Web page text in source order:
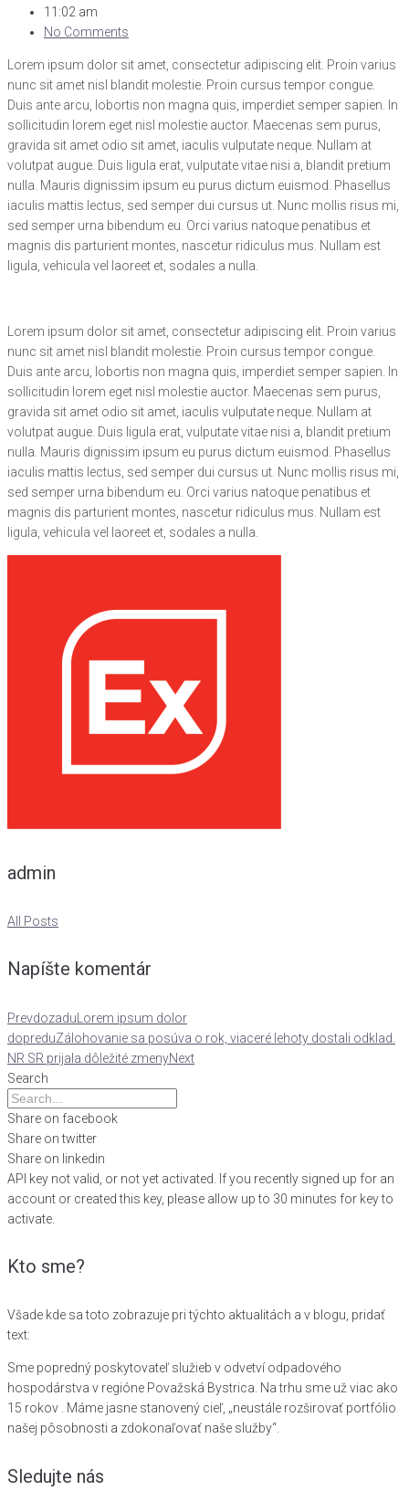
11:02 am
No Comments
Lorem ipsum dolor sit amet, consectetur adipiscing elit. Proin varius
nunc sit amet nisl blandit molestie. Proin cursus tempor congue.
Duis ante arcu, lobortis non magna quis, imperdiet semper sapien. In
sollicitudin lorem eget nisl molestie auctor. Maecenas sem purus,
gravida sit amet odio sit amet, iaculis vulputate neque. Nullam at
volutpat augue. Duis ligula erat, vulputate vitae nisi a, blandit pretium
nulla. Mauris dignissim ipsum eu purus dictum euismod. Phasellus
iaculis mattis lectus, sed semper dui cursus ut. Nunc mollis risus mi,
sed semper urna bibendum eu. Orci varius natoque penatibus et
magnis dis parturient montes, nascetur ridiculus mus. Nullam est
ligula, vehicula vel laoreet et, sodales a nulla.
Lorem ipsum dolor sit amet, consectetur adipiscing elit. Proin varius
nunc sit amet nisl blandit molestie. Proin cursus tempor congue.
Duis ante arcu, lobortis non magna quis, imperdiet semper sapien. In
sollicitudin lorem eget nisl molestie auctor. Maecenas sem purus,
gravida sit amet odio sit amet, iaculis vulputate neque. Nullam at
volutpat augue. Duis ligula erat, vulputate vitae nisi a, blandit pretium
nulla. Mauris dignissim ipsum eu purus dictum euismod. Phasellus
iaculis mattis lectus, sed semper dui cursus ut. Nunc mollis risus mi,
sed semper urna bibendum eu. Orci varius natoque penatibus et
magnis dis parturient montes, nascetur ridiculus mus. Nullam est
ligula, vehicula vel laoreet et, sodales a nulla.
admin
All Posts
Napíšte komentár
Prevdozadu Lorem ipsum dolor
dopreduZálohovanie sa posúva o rok, viaceré lehoty dostali odklad.
NR SR prijala dôležité zmenyNext
Search
Share on facebook
Share on twitter
Share on linkedin
API key not valid, or not yet activated. If you recently signed up for an
account or created this key, please allow up to 30 minutes for key to
activate.
Kto sme?
Všade kde sa toto zobrazuje pri týchto aktualitách a v blogu, pridať
text:
Sme popredný poskytovateľ služieb v odvetví odpadového
hospodárstva v regióne Považská Bystrica. Na trhu sme už viac ako
15 rokov . Máme jasne stanovený cieľ, „neustále rozširovať portfólio
našej pôsobnosti a zdokonaľovať naše služby“.
Sledujte nás